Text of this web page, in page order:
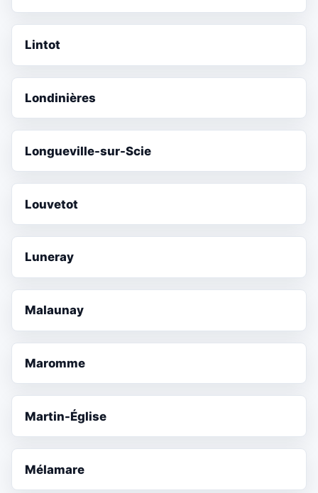
Lintot
Londinières
Longueville-sur-Scie
Louvetot
Luneray
Malaunay
Maromme
Martin-Église
Mélamare